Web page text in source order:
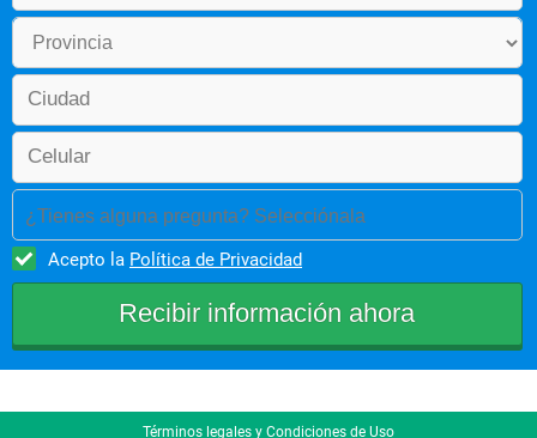
¿Tienes alguna pregunta? Selecciónala
Acepto la Política de Privacidad
Términos legales y Condiciones de Uso